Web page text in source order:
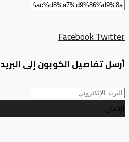
FacebookTwitter
أرسل تفاصيل الكوبون إلى
ارسال